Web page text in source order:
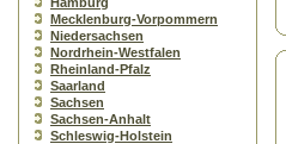
Mecklenburg-Vorpommern
Niedersachsen
Nordrhein-Westfalen
Rheinland-Pfalz
Saarland
Sachsen
Sachsen-Anhalt
Schleswig-Holstein